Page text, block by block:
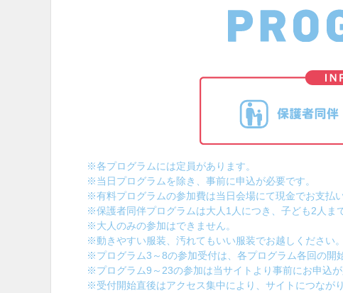
※各プログラムには定員があります。
※当日プログラムを除き、事前に申込が必要です。
※有料プログラムの参加費は当日会場にて現金でお支払い
※保護者同伴プログラムは大人1人につき、子ども2人ま
※大人のみの参加はできません。
※動きやすい服装、汚れてもいい服装でお越しください。
※プログラム3～8の参加受付は、各プログラム各回の開
※プログラム9～23の参加は当サイトより事前にお申込
※受付開始直後はアクセス集中により、サイトにつなが